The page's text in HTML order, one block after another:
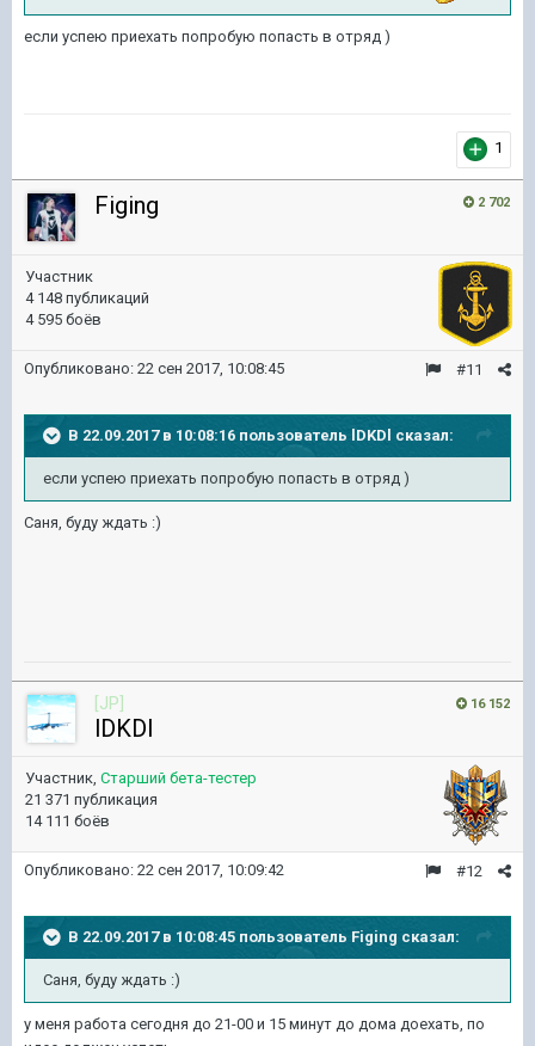
если успею приехать попробую попасть в отряд )
1
2 702
Figing
Участник
4 148 публикаций
4 595 боёв
#11
Опубликовано: 22 сен 2017, 10:08:45
В 22.09.2017 в 10:08:16 пользователь lDKDl сказал:
если успею приехать попробую попасть в отряд )
Саня, буду ждать :)
16 152
[JP]
lDKDl
Участник, Старший бета-тестер
21 371 публикация
14 111 боёв
#12
Опубликовано: 22 сен 2017, 10:09:42
В 22.09.2017 в 10:08:45 пользователь Figing сказал:
Саня, буду ждать :)
у меня работа сегодня до 21-00 и 15 минут до дома доехать, по